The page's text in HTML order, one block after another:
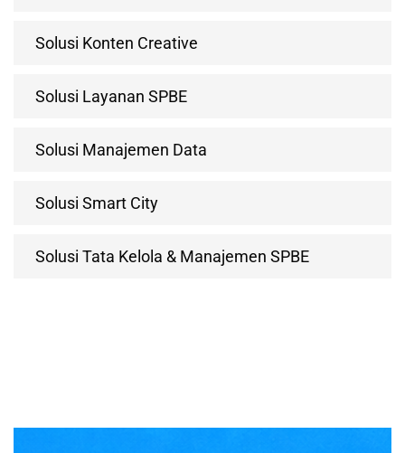
Solusi Konten Creative
Solusi Layanan SPBE
Solusi Manajemen Data
Solusi Smart City
Solusi Tata Kelola & Manajemen SPBE